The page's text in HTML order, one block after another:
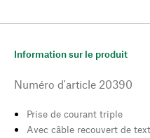
Information sur le produit
Numéro d'article 20390
Prise de courant triple
Avec câble recouvert de